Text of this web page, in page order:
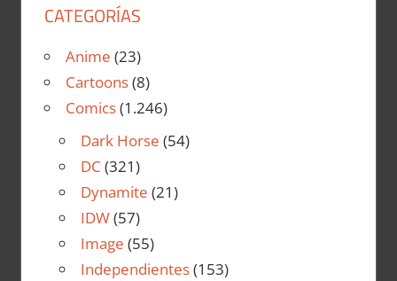
CATEGORÍAS
Anime (23)
Cartoons(8)
Comics(1.246)
Dark Horse (54)
DC (321)
Dynamite (21)
IDW(57)
Image (55)
Independientes(153)